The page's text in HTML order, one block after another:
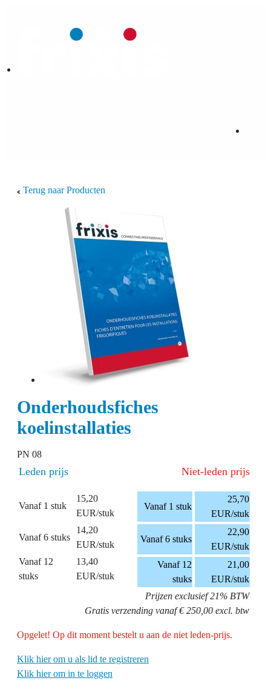
Terug naar Producten
Onderhoudsfiches
koelinstallaties
PN 08
Leden prijs
Vanaf 1 stuk
15,20
EUR/stuk
Vanaf 6 stuks
14,20
EUR/stuk
Vanaf 12
stuks
13,40
EUR/stuk
Niet-leden prijs
Vanaf 1 stuk
25,70
EUR/stuk
Vanaf 6 stuks
22,90
EUR/stuk
Vanaf 12
stuks
21,00
EUR/stuk
Prijzen exclusief 21% BTW
Gratis verzending vanaf € 250,00 excl. btw
Opgelet! Op dit moment bestelt u aan de niet leden-prijs.
Klik hier om u als lid te registreren
Klik hier om in te loggen